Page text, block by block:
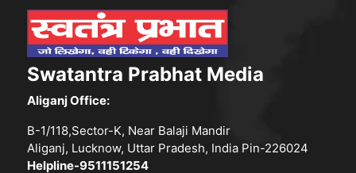
Swatantra Prabhat Media
Aliganj Office:
B-1/118,Sector-K, Near Balaji Mandir
Aliganj, Lucknow, Uttar Pradesh, India Pin-226024
Helpline-9511151254